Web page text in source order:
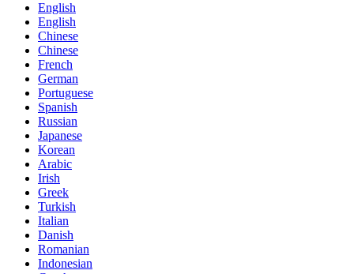
English
English
Chinese
Chinese
French
German
Portuguese
Spanish
Russian
Japanese
Korean
Arabic
Irish
Greek
Turkish
Italian
Danish
Romanian
Indonesian